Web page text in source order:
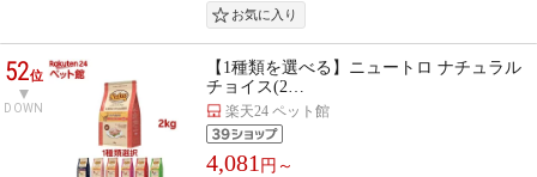
52位
DOWN
【1種類を選べる】ニュートロ ナチュラル
チョイス(2…
楽天24 ペット館
4,081 円～